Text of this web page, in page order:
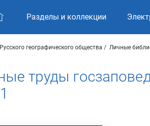
Разделы и коллекции
географического общества Личные
труды